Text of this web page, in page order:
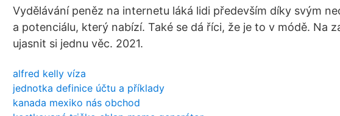
Vydělávání peněz na internetu láká lidi především díky svým
a potenciálu, který nabízí. Také se dá říci, že je to v módě. Na
ujasnit si jednu věc. 2021.
alfred kelly víza
jednotka definice účtu a příklady
kanada mexiko nás obchod